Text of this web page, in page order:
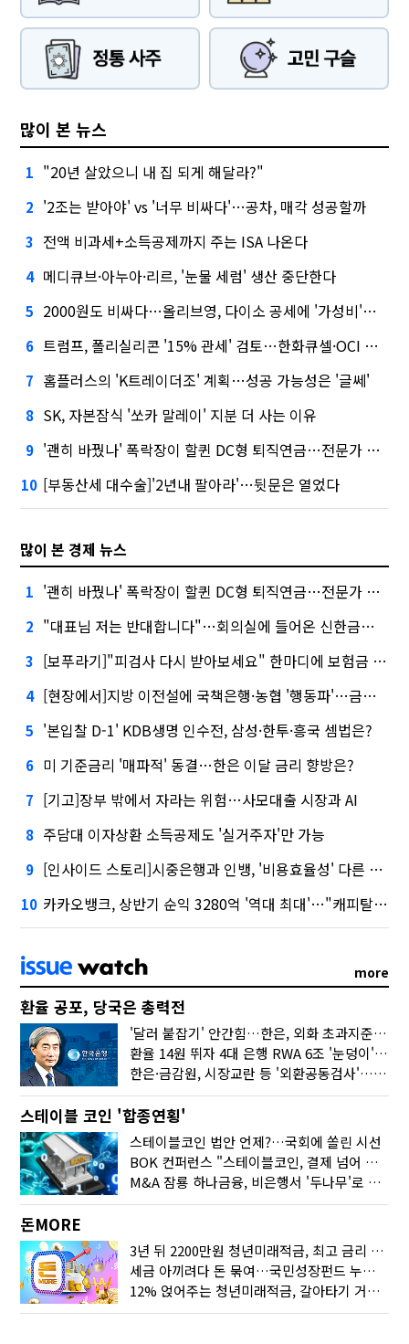
많이 본 뉴스
1 "20년 살았으니 내 집 되게 해달라?"
2 '2조는 받아야' vs '너무 비싸다'…공차, 매각 성공할까
3 전액 비과세+소득공제까지 주는 ISA 나온다
4 메디큐브·아누아·리르, '눈물 세럼' 생산 중단한다
5 2000원도 비싸다…올리브영, 다이소 공세에 '가성비'로 맞불
6 트럼프, 폴리실리콘 '15% 관세' 검토…한화큐셀·OCI 영향은?
7 홈플러스의 'K트레이더조' 계획…성공 가능성은 '글쎄'
8 SK, 자본잠식 '쏘카 말레이' 지분 더 사는 이유
9 '괜히 바꿨나' 폭락장이 할퀸 DC형 퇴직연금…전문가 조언은
10 [부동산세 대수술]'2년내 팔아라'…뒷문은 열었다
많이 본 경제 뉴스
1 '괜히 바꿨나' 폭락장이 할퀸 DC형 퇴직연금…전문가 조언은
2 "대표님 저는 반대합니다"…회의실에 들어온 신한금융 AI
3 [보푸라기]"피검사 다시 받아보세요" 한마디에 보험금 못 받을 뻔?
4 [현장에서]지방 이전설에 국책은행·농협 '행동파'…금감원 '신중모드'
5 '본입찰 D-1' KDB생명 인수전, 삼성·한투·흥국 셈법은?
6 미 기준금리 '매파적' 동결…한은 이달 금리 향방은?
7 [기고]장부 밖에서 자라는 위험…사모대출 시장과 AI
8 주담대 이자상환 소득공제도 '실거주자'만 가능
9 [인사이드 스토리]시중은행과 인뱅, '비용효율성' 다른 잣대 왜?
10 카카오뱅크, 상반기 순익 3280억 '역대 최대'…"캐피탈, 자산 1조원 이상"
more
환율 공포, 당국은 총력전
'달러 붙잡기' 안간힘…한은, 외화 초과지준에 이자 6개월 더
환율 14원 뛰자 4대 은행 RWA 6조 '눈덩이'…2배 뛴 2분기는?
한은·금감원, 시장교란 등 '외환공동검사'…환율 급등 전방위 대응
스테이블 코인 '합종연횡'
스테이블코인 법안 언제?…국회에 쏠린 시선
BOK 컨퍼런스 "스테이블코인, 결제 넘어 보험 대출 등 금융 연결 도구"
M&A 잠룡 하나금융, 비은행서 '두나무'로 눈돌린 이유는
돈MORE
3년 뒤 2200만원 청년미래적금, 최고 금리 받으려면?
세금 아끼려다 돈 묶여…국민성장펀드 누가 가입하면 좋을까
12% 얹어주는 청년미래적금, 갈아타기 거절 될수 있어요